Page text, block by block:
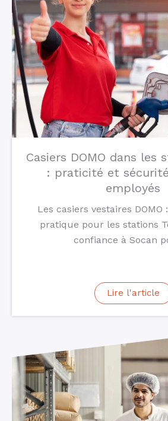
Casiers DOMO dans les
: praticité et
employés
Les casiers vestaires
pratique pour les stations
confiance à Socan
Lire l'article